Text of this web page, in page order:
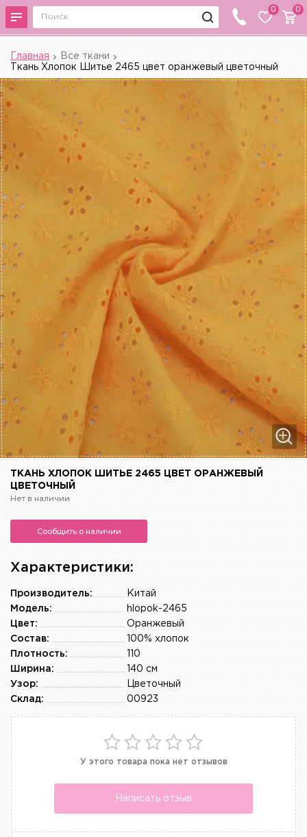
0 0
Главная
Все ткани
Ткань Хлопок Шитье 2465 цвет оранжевый цветочный
ТКАНЬ ХЛОПОК ШИТЬЕ 2465 ЦВЕТ ОРАНЖЕВЫЙ
ЦВЕТОЧНЫЙ
Нет в наличии
Сообщить о наличии
Характеристики:
Китай
Производитель:
hlopok-2465
Модель:
Оранжевый
Цвет:
100% хлопок
Состав:
110
Плотность:
140 см
Ширина:
Цветочный
Узор:
00923
Склад:
У этого товара пока нет отзывов
Написать отзыв